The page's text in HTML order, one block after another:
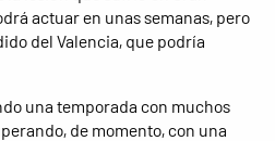
actuar en unas semanas, pero
del Valencia, que podría
una temporada con muchos
de momento, con una